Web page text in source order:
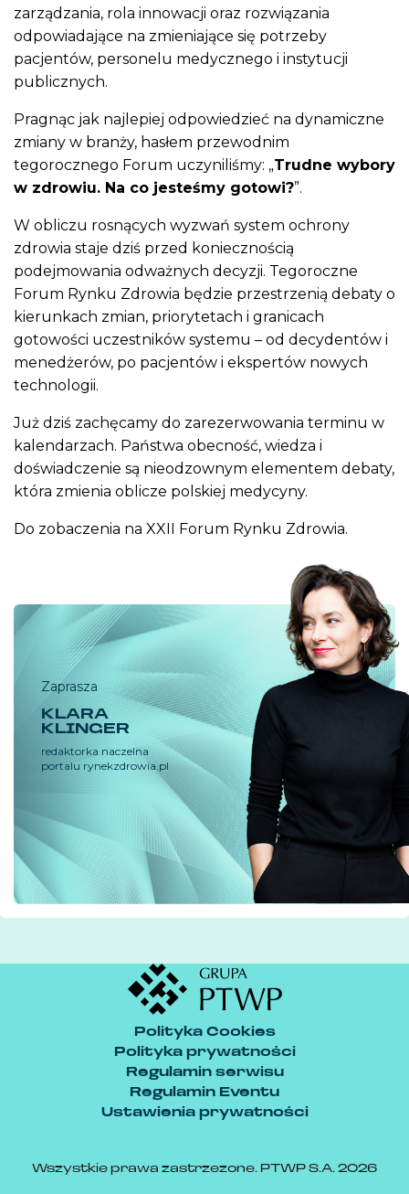
zarządzania, rola innowacji oraz rozwiązania
odpowiadające na zmieniające się potrzeby
pacjentów, personelu medycznego i instytucji
publicznych.
Pragnąc jak najlepiej odpowiedzieć na dynamiczne
zmiany w branży, hasłem przewodnim
tegorocznego Forum uczyniliśmy: „Trudne wybory
w zdrowiu. Na co jesteśmy gotowi?”.
W obliczu rosnących wyzwań system ochrony
zdrowia staje dziś przed koniecznością
podejmowania odważnych decyzji. Tegoroczne
Forum Rynku Zdrowia będzie przestrzenią debaty o
kierunkach zmian, priorytetach i granicach
gotowości uczestników systemu – od decydentów i
menedżerów, po pacjentów i ekspertów nowych
technologii.
Już dziś zachęcamy do zarezerwowania terminu w
kalendarzach. Państwa obecność, wiedza i
doświadczenie są nieodzownym elementem debaty,
która zmienia oblicze polskiej medycyny.
Do zobaczenia na XXII Forum Rynku Zdrowia.
Zaprasza
KLARA
KLINGER
redaktorka naczelna
portalu rynekzdrowia.pl
Wszystkie prawa zastrzeżone. PTWP S.A. 2026
Polityka Cookies
Polityka prywatności
Regulamin serwisu
Regulamin Eventu
Ustawienia prywatności